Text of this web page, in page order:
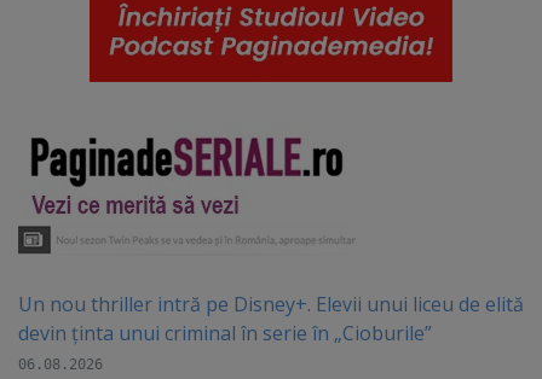
Un nou thriller intră pe Disney+. Elevii unui liceu de elită
devin ținta unui criminal în serie în „Cioburile”
06.08.2026